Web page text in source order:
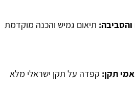
: תיאום גמיש והכנה מוקדמת
תקן: קפדה על תקן ישראלי מלא